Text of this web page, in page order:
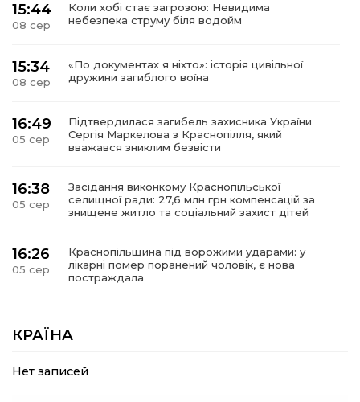
15:44
08 сер
Коли хобі стає загрозою: Невидима
небезпека струму біля водойм
15:34
08 сер
«По документах я ніхто»: історія цивільної
дружини загиблого воїна
16:49
05 сер
Підтвердилася загибель захисника України
Сергія Маркелова з Краснопілля, який
вважався зниклим безвісти
16:38
05 сер
Засідання виконкому Краснопільської
селищної ради: 27,6 млн грн компенсацій за
знищене житло та соціальний захист дітей
16:26
05 сер
Краснопільщина під ворожими ударами: у
лікарні помер поранений чоловік, є нова
постраждала
05 сер
можуть врятувати життя під час обстрілу
09:26
Що робити, якщо в нотаріальному документі
КРАЇНА
Нет записей